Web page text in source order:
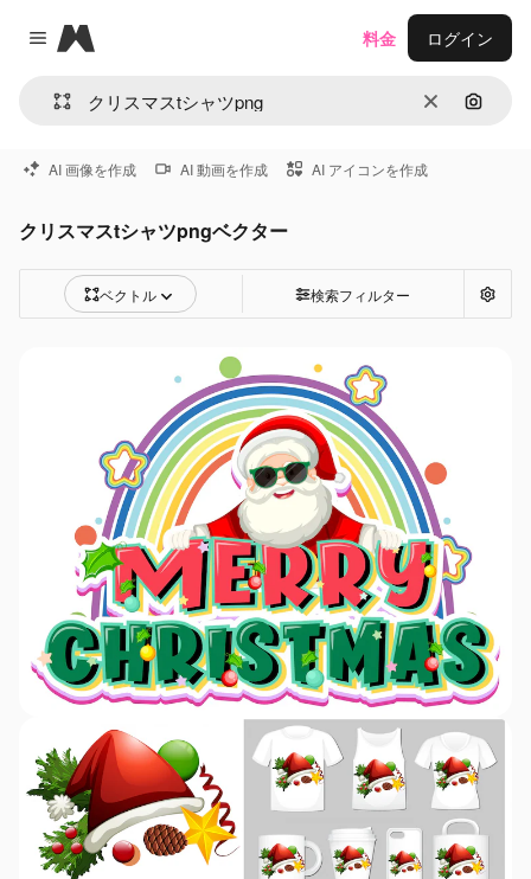
Close menu
Magnific
消去 画像で
料金 ログイン
AI 画像を作成 AI 動画を作成 AI アイコンを作成
クリスマスtシャツpngベクター
ベクトル 検索フィルター